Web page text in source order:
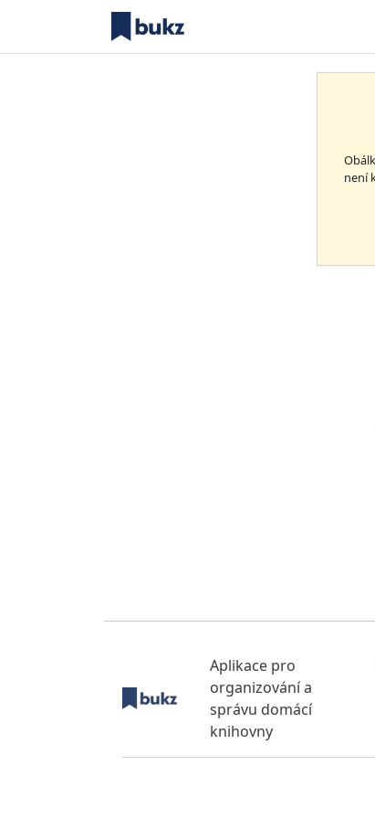
není
Aplikace pro
organizování a
správu domácí
knihovny